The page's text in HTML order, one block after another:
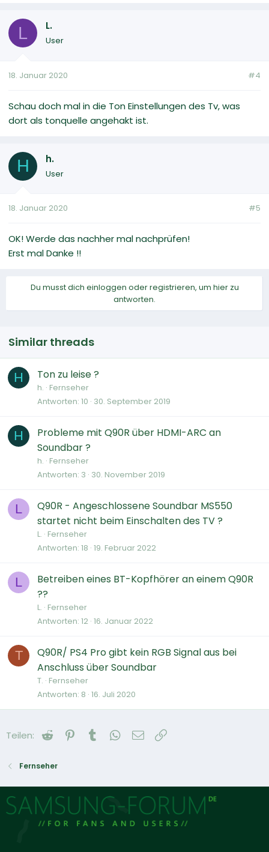
L L.
User
18. Januar 2020 #4
Schau doch mal in die Ton Einstellungen des Tv, was
dort als tonquelle angehakt ist.
H h.
User
18. Januar 2020 #5
OK! Werde das nachher mal nachprüfen!
Erst mal Danke !!
Du musst dich einloggen oder registrieren, um hier zu
antworten.
Similar threads
H Ton zu leise ?
h. Fernseher
Antworten 10 30. September 2019
H
Probleme mit Q90R über HDMI-ARC an
Soundbar ?
h. Fernseher
Antworten 3 30. November 2019
L
Q90R - Angeschlossene Soundbar MS550
startet nicht beim Einschalten des TV ?
L. Fernseher
Antworten 18 19. Februar 2022
L
Betreiben eines BT-Kopfhörer an einem Q90R
??
L. Fernseher
Antworten 12 16. Januar 2022
T
Q90R/ PS4 Pro gibt kein RGB Signal aus bei
Anschluss über Soundbar
T. Fernseher
Antworten 8 16. Juli 2020
Teilen: Reddit Pinterest
Tumblr WhatsApp
E-Mail
Fernseher